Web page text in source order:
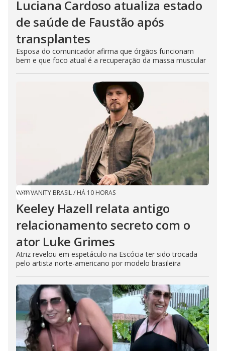
Luciana Cardoso atualiza estado
de saúde de Faustão após
transplantes
Esposa do comunicador afirma que órgãos funcionam
bem e que foco atual é a recuperação da massa muscular
VANITY BRASIL/ HÁ 10 HORAS
Keeley Hazell relata antigo
relacionamento secreto com o
ator Luke Grimes
Atriz revelou em espetáculo na Escócia ter sido trocada
pelo artista norte-americano por modelo brasileira